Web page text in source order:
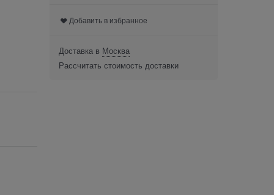
Добавить в избранное
Доставка в Москва
Рассчитать стоимость доставки